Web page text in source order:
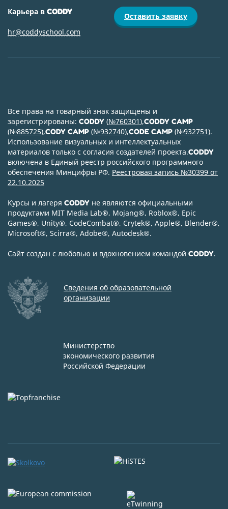
Карьера в CODDY
hr@coddyschool.com
Оставить заявку
Все права на товарный знак защищены и
зарегистрированы: CODDY (№760301),CODDY CAMP
(№885725),CODY CAMP (№932740),CODE CAMP (№932751).
Использование визуальных и интеллектуальных
материалов только с согласия создателей проекта.CODDY
включена в Единый реестр российского программного
обеспечения Минцифры РФ. Реестровая запись №30399 от
22.10.2025
Курсы и лагеря CODDY не являются официальными
продуктами MIT Media Lab®, Mojang®, Roblox®, Epic
Games®, Unity®, CodeСombat®, Crytek®, Apple®, Blender®,
Microsoft®, Scirra®, Adobe®, Autodesk®.
Сайт создан с любовью и вдохновением командой CODDY.
Сведения об образовательной
организации
Министерство
экономического развития
Российской Федерации